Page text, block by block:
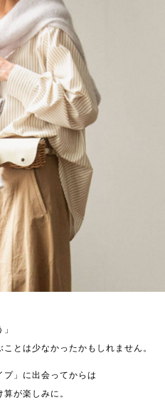
とは少なかったかもしれません。
プ」に出会ってからは
が楽しみに。